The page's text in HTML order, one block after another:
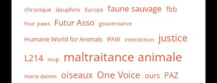
chronique dauphins Europe faune sauvage fbb
four paws Futur Asso gouvernance
Humane World for Animals IFAW interdiction justice
L214 loup maltraitance animale
maria daines oiseaux One Voice ours PAZ